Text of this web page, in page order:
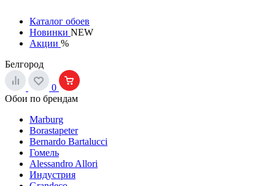
Каталог обоев
Новинки NEW
Акции %
Белгород
0
Обои по брендам
Marburg
Borastapeter
Bernardo Bartalucci
Гомель
Alessandro Allori
Индустрия